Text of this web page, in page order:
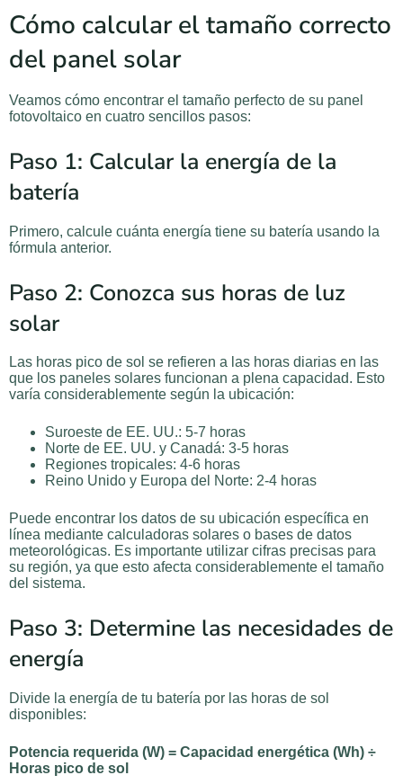
Cómo calcular el tamaño correcto
del panel solar
Veamos cómo encontrar el tamaño perfecto de su panel
fotovoltaico en cuatro sencillos pasos:
Paso 1: Calcular la energía de la
batería
Primero, calcule cuánta energía tiene su batería usando la
fórmula anterior.
Paso 2: Conozca sus horas de luz
solar
Las horas pico de sol se refieren a las horas diarias en las
que los paneles solares funcionan a plena capacidad. Esto
varía considerablemente según la ubicación:
Suroeste de EE. UU.: 5-7 horas
Norte de EE. UU. y Canadá: 3-5 horas
Regiones tropicales: 4-6 horas
Reino Unido y Europa del Norte: 2-4 horas
Puede encontrar los datos de su ubicación específica en
línea mediante calculadoras solares o bases de datos
meteorológicas. Es importante utilizar cifras precisas para
su región, ya que esto afecta considerablemente el tamaño
del sistema.
Paso 3: Determine las necesidades de
energía
Divide la energía de tu batería por las horas de sol
disponibles:
Potencia requerida (W) = Capacidad energética (Wh) ÷
Horas pico de sol